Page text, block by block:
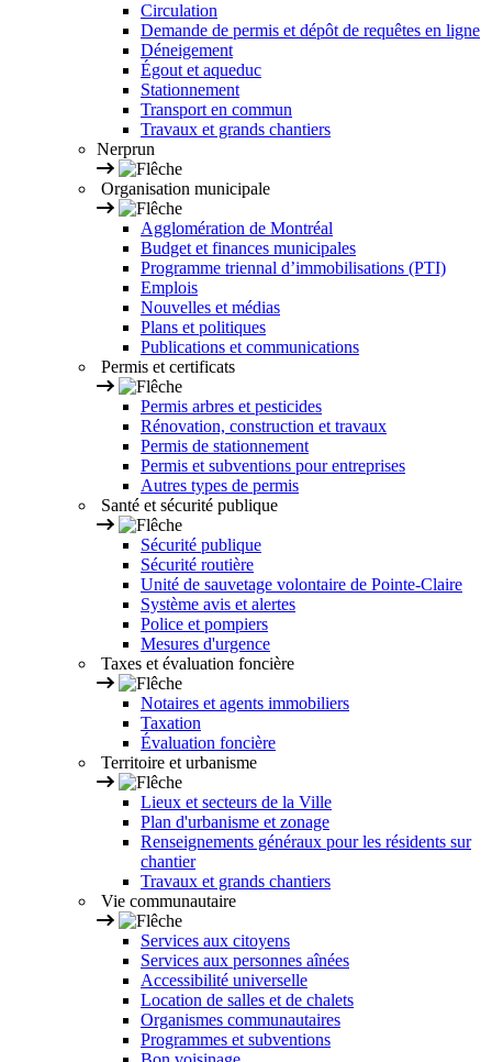
Circulation
Demande de permis et dépôt de requêtes en ligne
Déneigement
Égout et aqueduc
Stationnement
Transport en commun
Travaux et grands chantiers
Nerprun
Organisation municipale
Agglomération de Montréal
Budget et finances municipales
Programme triennal d’immobilisations (PTI)
Emplois
Nouvelles et médias
Plans et politiques
Publications et communications
Permis et certificats
Permis arbres et pesticides
Rénovation, construction et travaux
Permis de stationnement
Permis et subventions pour entreprises
Autres types de permis
Santé et sécurité publique
Sécurité publique
Sécurité routière
Unité de sauvetage volontaire de Pointe-Claire
Système avis et alertes
Police et pompiers
Mesures d'urgence
Taxes et évaluation foncière
Notaires et agents immobiliers
Taxation
Évaluation foncière
Territoire et urbanisme
Lieux et secteurs de la Ville
Plan d'urbanisme et zonage
Renseignements généraux pour les résidents sur
chantier
Travaux et grands chantiers
Vie communautaire
Services aux citoyens
Services aux personnes aînées
Accessibilité universelle
Location de salles et de chalets
Organismes communautaires
Programmes et subventions